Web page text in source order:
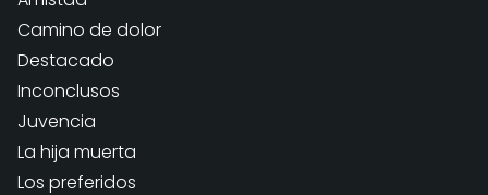
Camino de dolor
Destacado
Inconclusos
Juvencia
La hija muerta
Los preferidos